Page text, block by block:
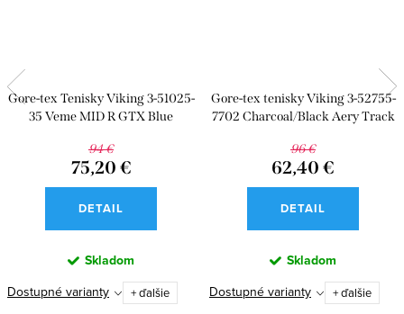
Gore-tex Tenisky Viking 3-51025-
35 Veme MID R GTX Blue
94 €
75,20 €
DETAIL
Skladom
Dostupné varianty + ďalšie
Gore-tex tenisky Viking 3-52755-
7702 Charcoal/Black Aery Track
96 €
62,40 €
DETAIL
Skladom
Dostupné varianty + ďalšie